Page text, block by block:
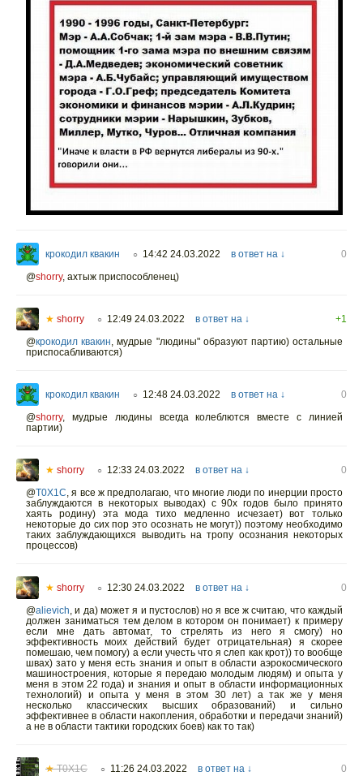
крокодил квакин ○ 14:42 24.03.2022 в ответ на ↓
0
@shorry, ахтыж приспособленец)
★ shorry ○ 12:49 24.03.2022 в ответ на ↓
+1
@крокодил квакин, мудрые "людины" образуют партию) остальные
приспосабливаются)
крокодил квакин ○ 12:48 24.03.2022 в ответ на ↓
0
@shorry, мудрые людины всегда колеблются вместе с линией
партии)
★ shorry ○ 12:33 24.03.2022 в ответ на ↓
0
@T0X1C, я все ж предполагаю, что многие люди по инерции просто
заблуждаются в некоторых выводах) с 90х годов было принято
хаять родину) эта мода тихо медленно исчезает) вот только
некоторые до сих пор это осознать не могут)) поэтому необходимо
таких заблуждающихся выводить на тропу осознания некоторых
процессов)
★ shorry ○ 12:30 24.03.2022 в ответ на ↓
0
@alievich, и да) может я и пустослов) но я все ж считаю, что каждый
должен заниматься тем делом в котором он понимает) к примеру
если мне дать автомат, то стрелять из него я смогу) но
эффективность моих действий будет отрицательная) я скорее
помешаю, чем помогу) а если учесть что я слеп как крот)) то вообще
швах) зато у меня есть знания и опыт в области аэрокосмического
машиностроения, которые я передаю молодым людям) и опыта у
меня в этом 22 года) и знания и опыт в области информационных
технологий) и опыта у меня в этом 30 лет) а так же у меня
несколько классических высших образований) и сильно
эффективнее в области накопления, обработки и передачи знаний)
а не в области тактики городских боев) как то так)
★T0X1C ○ 11:26 24.03.2022 в ответ на ↓
0